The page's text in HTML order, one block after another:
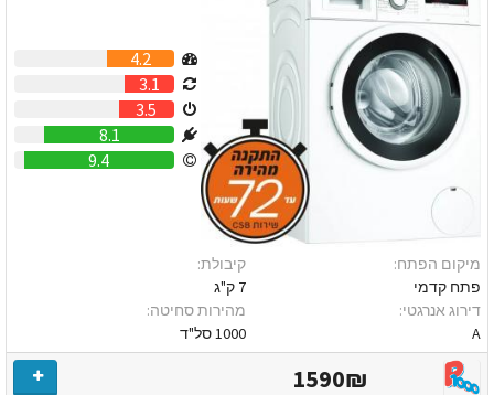
4.2
3.1
3.5
8.1
9.4
מיקום הפתח:
פתח קדמי
דירוג אנרגטי:
A
קיבולת:
7 ק"ג
מהירות סחיטה:
1000 סל"ד
1590₪